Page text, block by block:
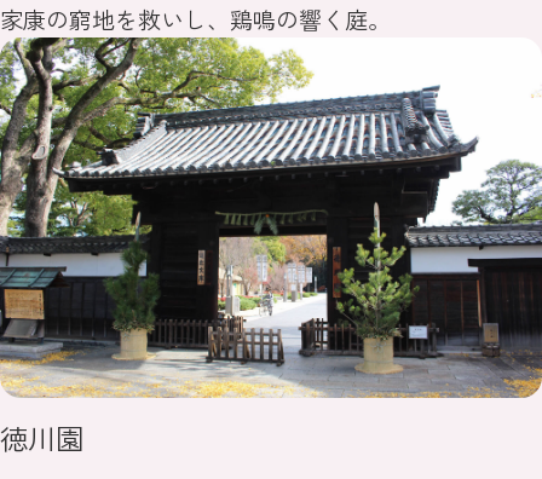
家康の窮地を救いし、鶏鳴の響く庭。
徳川園